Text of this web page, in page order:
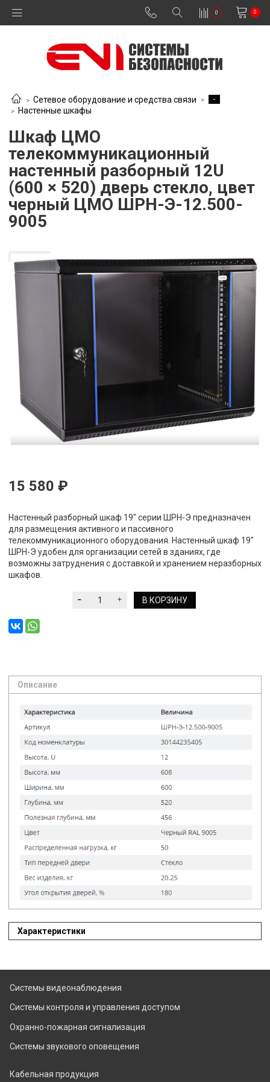
0 0
Сетевое оборудование и средства связи
-
Настенные шкафы
Шкаф ЦМО
телекоммуникационный
настенный разборный 12U
(600 × 520) дверь стекло, цвет
черный ЦМО ШРН-Э-12.500-
9005
15 580 ₽
Настенный разборный шкаф 19" серии ШРН-Э предназначен
для размещения активного и пассивного
телекоммуникационного оборудования. Настенный шкаф 19"
ШРН-Э удобен для организации сетей в зданиях, где
возможны затруднения с доставкой и хранением неразборных
шкафов.
В КОРЗИНУ
Описание
Характеристики
Системы видеонаблюдения
Системы контроля и управления доступом
Охранно-пожарная сигнализация
Системы звукового оповещения
Кабельная продукция